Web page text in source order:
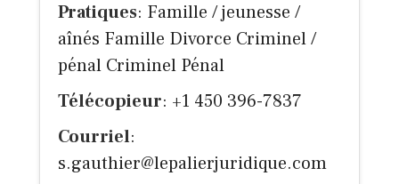
Pratiques: Famille / jeunesse /
aînés Famille Divorce Criminel /
pénal Criminel Pénal
Télécopieur: +1 450 396-7837
Courriel:
s.gauthier@lepalierjuridique.com